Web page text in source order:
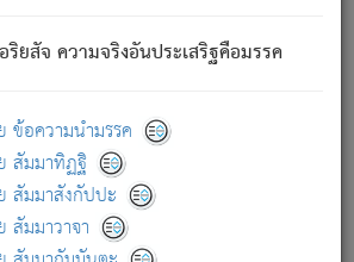
ยสัจ ความจริงอันประเสริฐคือมรรค
ข้อความนำมรรค
สัมมาทิฏฐิ
สัมมาสังกัปปะ
สัมมาวาจา
ไลน์ (Disclaimer)
ไลน์" พยายามปรับปรุงข้อมูลให้ถูกต้องมากที่สุด
วเล่มหนังสือต้นฉบับ ที่มีการพิมพ์ครั้งล่าสุด
อ้างอิง"
วกับการพัฒนา|แจ้งข้อผิดพลาด / แนะนำ